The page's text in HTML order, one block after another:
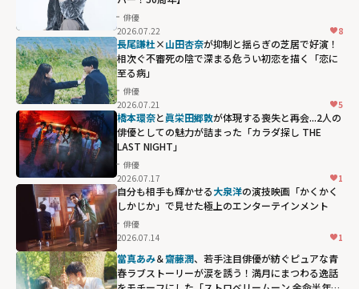
俳優
2026.07.22
8
長尾謙杜×山田杏奈が抑制と揺らぎの芝居で好演！
相次ぐ不審死の陰で深まる危うい初恋を描く「恋に
至る病」
俳優
2026.07.21
5
橋本環奈と眞栄田郷敦が体現する喪失と再会...2人の
俳優としての魅力が詰まった「カラダ探し THE
LAST NIGHT」
俳優
2026.07.17
1
自分も相手も輝かせる大泉洋の演技――映画「かくかく
しかじか」で見せた極上のエンターテインメント
俳優
2026.07.14
1
當真あみ＆齋藤潤、若手注目俳優が紡ぐピュアな青
春ラブストーリーが涙を誘う！満月にまつわる逸話